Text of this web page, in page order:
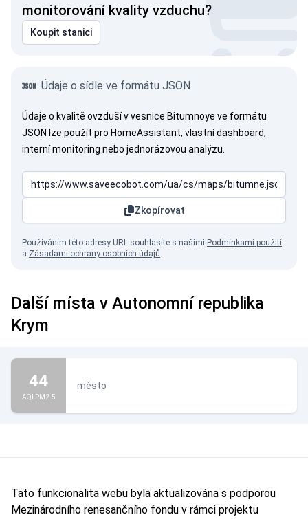
monitorování kvality vzduchu?
Koupit stanici
Údaje o sídle ve formátu JSON
Údaje o kvalitě ovzduší v vesnice Bitumnoye ve formátu
JSON lze použít pro HomeAssistant, vlastní dashboard,
interní monitoring nebo jednorázovou analýzu.
Zkopírovat
Používáním této adresy URL souhlasíte s našimi Podmínkami použití
a Zásadami ochrany osobních údajů.
Další místa v Autonomní republika
Krym
44
AQI PM2.5
město
Tato funkcionalita webu byla aktualizována s podporou
Mezinárodního renesančního fondu v rámci projektu